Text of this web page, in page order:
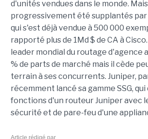
d'unités vendues dans le monde.
progressivement été supplantés par
qui s'est déjà vendue à 500 000
rapporté plus de 1Md $ de CA à
leader mondial du routage d'agence
% de parts de marché mais il cède
terrain à ses concurrents. Juniper,
récemment lancé sa gamme SSG,
fonctions d'un routeur Juniper avec
sécurité et de pare-feu d'une
Article rédigé par